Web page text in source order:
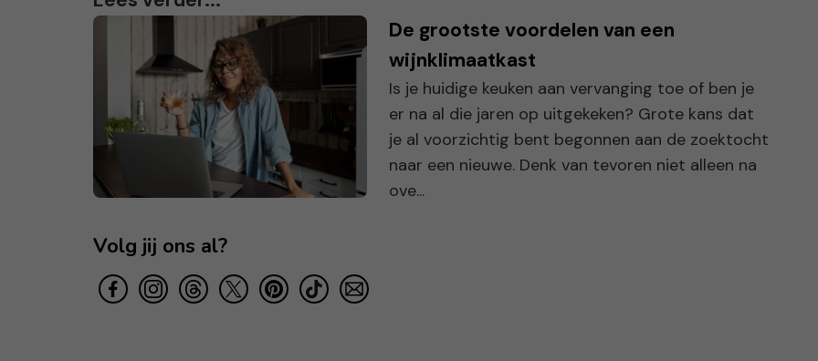
De grootste voordelen van een
wijnklimaatkast
Is je huidige keuken aan vervanging toe of ben je
er na al die jaren op uitgekeken? Grote kans dat
je al voorzichtig bent begonnen aan de zoektocht
naar een nieuwe. Denk van tevoren niet alleen na
ove...
Volg jij ons al?